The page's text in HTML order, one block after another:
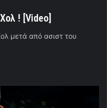
! [Video]
μετά από ασιστ του